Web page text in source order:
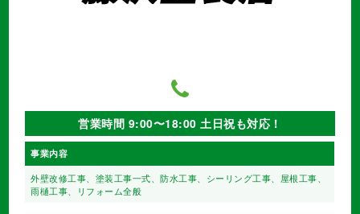
営業時間 9:00〜18:00 土日祝も対応！
事業内容
外壁改修工事、塗装工事⼀式、防水工事、シーリング工事、 屋根工事、
雨樋工事、
リフォーム全般